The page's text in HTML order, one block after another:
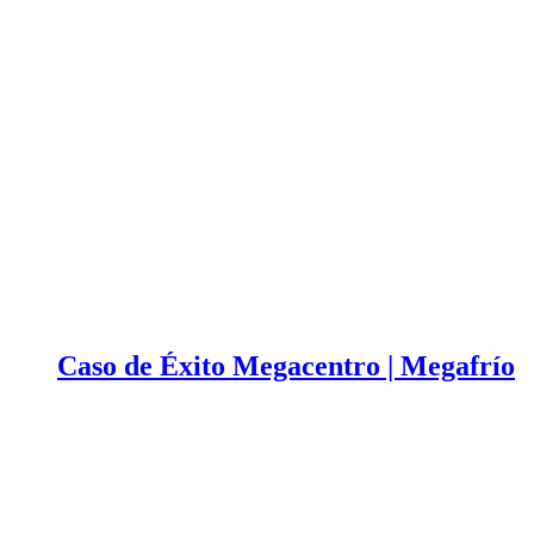
Caso de Éxito Megacentro | Megafrío